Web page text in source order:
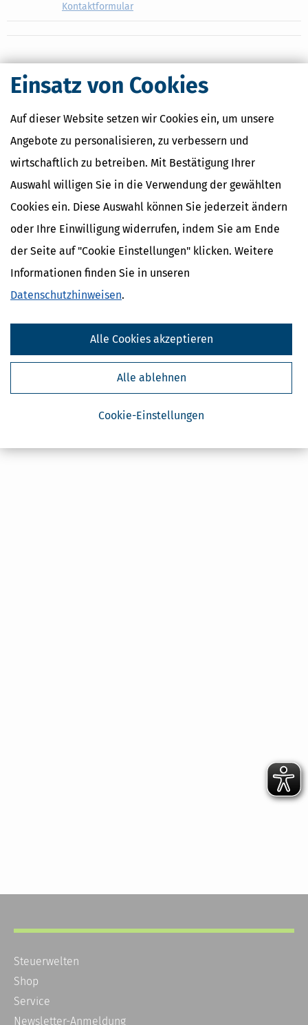
Einsatz von Cookies
Auf dieser Website setzen wir Cookies ein, um unsere
Angebote zu personalisieren, zu verbessern und
wirtschaftlich zu betreiben. Mit Bestätigung Ihrer
Auswahl willigen Sie in die Verwendung der gewählten
Cookies ein. Diese Auswahl können Sie jederzeit ändern
oder Ihre Einwilligung widerrufen, indem Sie am Ende
der Seite auf "Cookie Einstellungen" klicken. Weitere
Informationen finden Sie in unseren
Datenschutzhinweisen.
Cookie-Einstellungen
Alle ablehnen
Alle Cookies akzeptieren
Kontaktformular
Steuerwelten
Shop
Service
Newsletter-Anmeldung